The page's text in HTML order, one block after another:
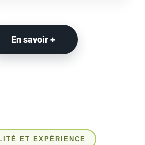
En savoir +
ET EXPÉRIENCE